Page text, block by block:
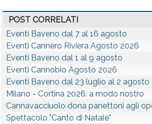
POST CORRELATI
Eventi Baveno dal 7 al 16 agosto
Eventi Cannero Riviera Agosto 2026
Eventi Baveno dal 1 al 9 agosto
Eventi Cannobio Agosto 2026
Eventi Baveno dal 23 luglio al 2 agosto
Milano - Cortina 2026: a modo nostro
Cannavacciuolo dona panettoni agli
Spettacolo "Canto di Natale"